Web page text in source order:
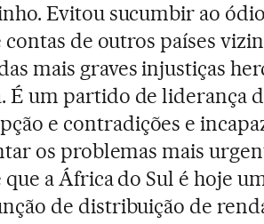
Evitou sucumbir ao ódio
de outros países
mais graves injustiças
É um partido de liderança
e contradições e
os problemas mais
a África do Sul é hoje
de distribuição de